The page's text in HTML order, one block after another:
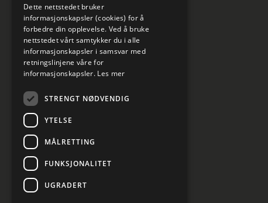
Dette nettstedet bruker
informasjonskapsler (cookies) for å
forbedre din opplevelse. Ved å bruke
nettstedet vårt samtykker du i alle
informasjonskapsler i samsvar med
retningslinjene våre for
informasjonskapsler. Les mer
STRENGT NØDVENDIG
YTELSE
MÅLRETTING
FUNKSJONALITET
UGRADERT